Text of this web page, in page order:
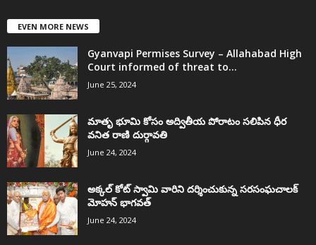
EVEN MORE NEWS
Gyanvapi Permises Survey – Allahabad High
Court informed of threat to...
June 25, 2024
మాతృ భూమి కోసం అద్వితీయ పోరాటం సలిపిన ధీర
వనిత రాణి దుర్గావతి
June 24, 2024
అక్కల్‌ కోట్‌ స్వామి వారిని దర్శించుకున్న సరసంఘచాలక్
మోహన్ భాగవత్
June 24, 2024